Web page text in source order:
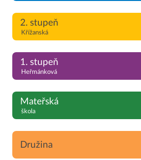
2. stupeň
Křížanská
1. stupeň
Heřmánková
Mateřská
škola
Družina